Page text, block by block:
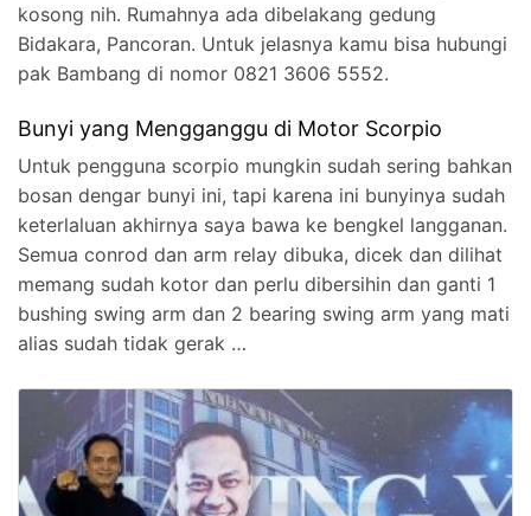
kosong nih. Rumahnya ada dibelakang gedung
Bidakara, Pancoran. Untuk jelasnya kamu bisa hubungi
pak Bambang di nomor 0821 3606 5552.
Bunyi yang Mengganggu di Motor Scorpio
Untuk pengguna scorpio mungkin sudah sering bahkan
bosan dengar bunyi ini, tapi karena ini bunyinya sudah
keterlaluan akhirnya saya bawa ke bengkel langganan.
Semua conrod dan arm relay dibuka, dicek dan dilihat
memang sudah kotor dan perlu dibersihin dan ganti 1
bushing swing arm dan 2 bearing swing arm yang mati
alias sudah tidak gerak …